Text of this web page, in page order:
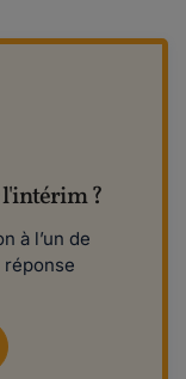
l'intérim ?
à l’un de